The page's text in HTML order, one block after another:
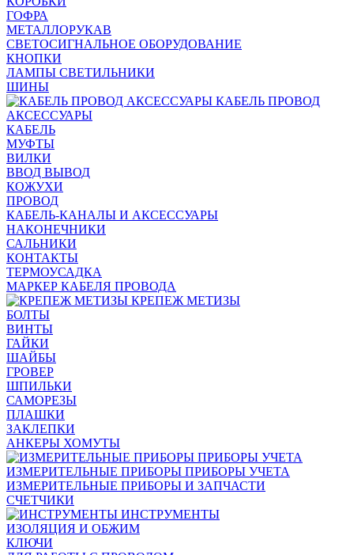
ГОФРА
МЕТАЛЛОРУКАВ
СВЕТОСИГНАЛЬНОЕ ОБОРУДОВАНИЕ
КНОПКИ
ЛАМПЫ СВЕТИЛЬНИКИ
ШИНЫ
КАБЕЛЬ ПРОВОД
АКСЕССУАРЫ
КАБЕЛЬ
МУФТЫ
ВИЛКИ
ВВОД ВЫВОД
КОЖУХИ
ПРОВОД
КАБЕЛЬ-КАНАЛЫ И АКСЕССУАРЫ
НАКОНЕЧНИКИ
САЛЬНИКИ
КОНТАКТЫ
ТЕРМОУСАДКА
МАРКЕР КАБЕЛЯ ПРОВОДА
КРЕПЕЖ МЕТИЗЫ
БОЛТЫ
ВИНТЫ
ГАЙКИ
ШАЙБЫ
ГРОВЕР
ШПИЛЬКИ
САМОРЕЗЫ
ПЛАШКИ
ЗАКЛЕПКИ
АНКЕРЫ ХОМУТЫ
ИЗМЕРИТЕЛЬНЫЕ ПРИБОРЫ ПРИБОРЫ УЧЕТА
ИЗМЕРИТЕЛЬНЫЕ ПРИБОРЫ И ЗАПЧАСТИ
СЧЕТЧИКИ
ИНСТРУМЕНТЫ
ИЗОЛЯЦИЯ И ОБЖИМ
КЛЮЧИ